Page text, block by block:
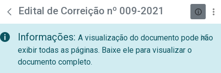
Pular para o Conteúdo principal
teste descricao
Edital de Correição nº 009-2021
Informações: A visualização do documento pode não
exibir todas as páginas. Baixe ele para visualizar o
documento completo.